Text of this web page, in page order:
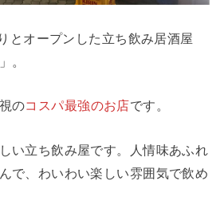
とオープンした立ち飲み居酒屋
。
のコスパ最強のお店です。
い立ち飲み屋です。人情味あふれ
で、わいわい楽しい雰囲気で飲め